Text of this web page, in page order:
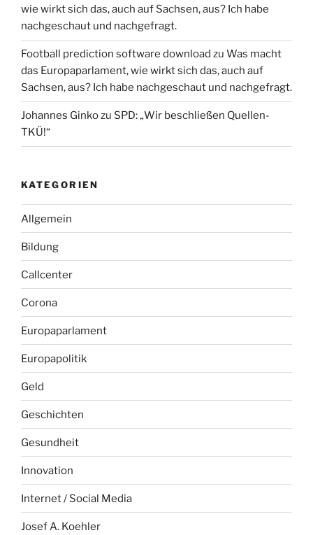
wie wirkt sich das, auch auf Sachsen, aus? Ich habe
nachgeschaut und nachgefragt.
Football prediction software download zu Was macht
das Europaparlament, wie wirkt sich das, auch auf
Sachsen, aus? Ich habe nachgeschaut und nachgefragt.
Johannes Ginkozu SPD: „Wir beschließen Quellen-
TKÜ!“
KATEGORIEN
Allgemein
Bildung
Callcenter
Corona
Europaparlament
Europapolitik
Geld
Geschichten
Gesundheit
Innovation
Internet / Social Media
Josef A. Koehler